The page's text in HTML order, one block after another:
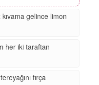
gelince limon
her iki taraftan
fırça